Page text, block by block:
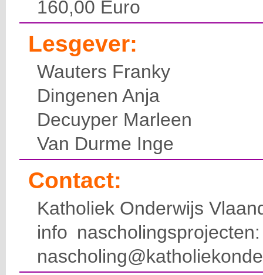
160,00 Euro
Lesgever:
Wauters Franky
Dingenen Anja
Decuyper Marleen
Van Durme Inge
Contact:
Katholiek Onderwijs
info